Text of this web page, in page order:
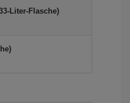
Liter-Flasche)